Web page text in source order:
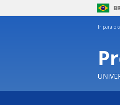
Ir para o